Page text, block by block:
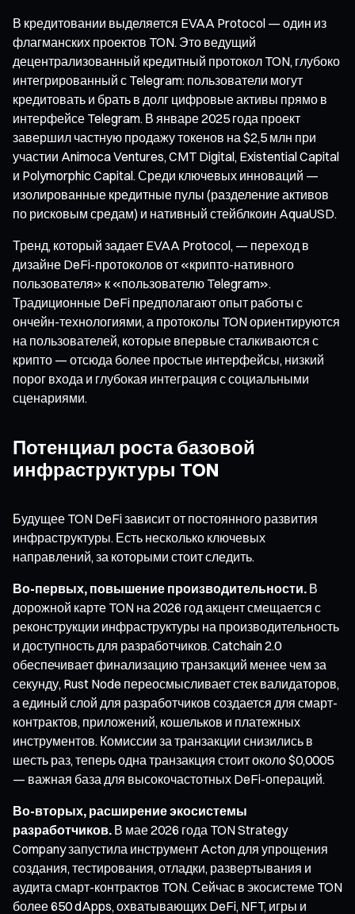
В кредитовании выделяется EVAA Protocol — один из
флагманских проектов TON. Это ведущий
децентрализованный кредитный протокол TON, глубоко
интегрированный с Telegram: пользователи могут
кредитовать и брать в долг цифровые активы прямо в
интерфейсе Telegram. В январе 2025 года проект
завершил частную продажу токенов на $2,5 млн при
участии Animoca Ventures, CMT Digital, Existential Capital
и Polymorphic Capital. Среди ключевых инноваций —
изолированные кредитные пулы (разделение активов
по рисковым средам) и нативный стейблкоин AquaUSD.
Тренд, который задает EVAA Protocol, — переход в
дизайне DeFi-протоколов от «крипто-нативного
пользователя» к «пользователю Telegram».
Традиционные DeFi предполагают опыт работы с
ончейн-технологиями, а протоколы TON ориентируются
на пользователей, которые впервые сталкиваются с
крипто — отсюда более простые интерфейсы, низкий
порог входа и глубокая интеграция с социальными
сценариями.
Потенциал роста базовой
инфраструктуры TON
Будущее TON DeFi зависит от постоянного развития
инфраструктуры. Есть несколько ключевых
направлений, за которыми стоит следить.
Во-первых, повышение производительности. В
дорожной карте TON на 2026 год акцент смещается с
реконструкции инфраструктуры на производительность
и доступность для разработчиков. Catchain 2.0
обеспечивает финализацию транзакций менее чем за
секунду, Rust Node переосмысливает стек валидаторов,
а единый слой для разработчиков создается для смарт-
контрактов, приложений, кошельков и платежных
инструментов. Комиссии за транзакции снизились в
шесть раз, теперь одна транзакция стоит около $0,0005
— важная база для высокочастотных DeFi-операций.
Во-вторых, расширение экосистемы
разработчиков. В мае 2026 года TON Strategy
Company запустила инструмент Acton для упрощения
создания, тестирования, отладки, развертывания и
аудита смарт-контрактов TON. Сейчас в экосистеме TON
более 650 dApps, охватывающих DeFi, NFT, игры и